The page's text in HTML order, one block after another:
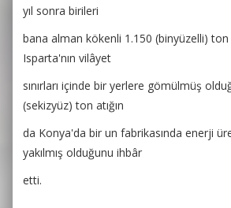
yıl sonra birileri
bana alman kökenli 1.150 (binyüzelli) ton
Isparta'nın vilâyet
sınırları içinde bir yerlere gömülmüş
(sekizyüz) ton atığın
da Konya'da bir un fabrikasında enerji
yakılmış olduğunu ihbâr
etti.